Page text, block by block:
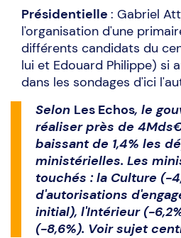
Présidentielle : Gabriel
l'organisation d'une
différents candidats du
lui et Edouard Philippe) si
dans les sondages d'ici
Selon Les Echos, le
réaliser près de
baissant de 1,4% les
ministérielles. Les
touchés : la Culture (-
d'autorisations
initial), l'Intérieur (-
(-8,6%). Voir sujet